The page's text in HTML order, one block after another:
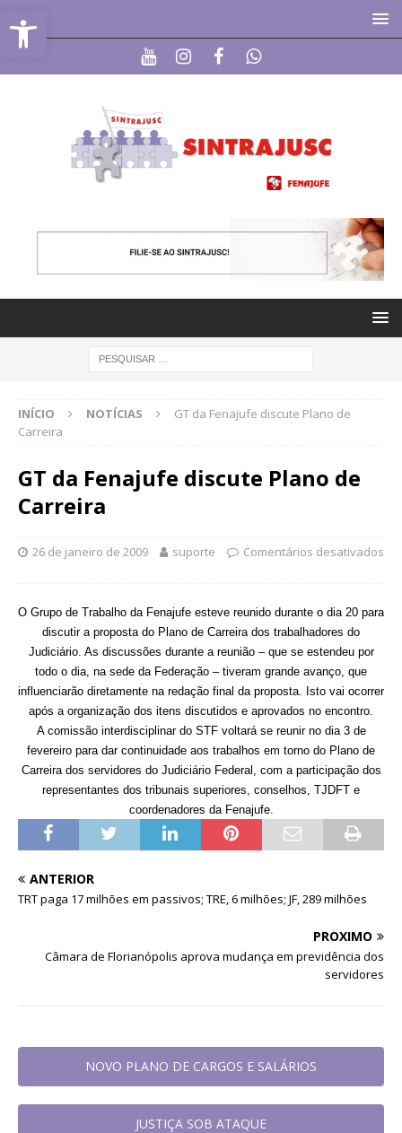
Abrir a barra de ferramentas
INÍCIO NOTÍCIAS
GT da Fenajufe discute Plano de
Carreira
GT da Fenajufe discute Plano de
Carreira
26 de janeiro de 2009 suporte Comentários desativados
O Grupo de Trabalho da Fenajufe esteve reunido durante o dia 20 para
discutir a proposta do Plano de Carreira dos trabalhadores do
Judiciário. As discussões durante a reunião – que se estendeu por
todo o dia, na sede da Federação – tiveram grande avanço, que
influenciarão diretamente na redação final da proposta. Isto vai ocorrer
após a organização dos itens discutidos e aprovados no encontro.
A comissão interdisciplinar do STF voltará se reunir no dia 3 de
fevereiro para dar continuidade aos trabalhos em torno do Plano de
Carreira dos servidores do Judiciário Federal, com a participação dos
representantes dos tribunais superiores, conselhos, TJDFT e
coordenadores da Fenajufe.
ANTERIOR
TRT paga 17 milhões em passivos; TRE, 6 milhões; JF, 289 milhões
PRÓXIMO
Câmara de Florianópolis aprova mudança em previdência dos
servidores
NOVO PLANO DE CARGOS E SALÁRIOS
JUSTIÇA SOB ATAQUE